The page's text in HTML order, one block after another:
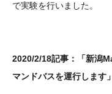
で実験を行いました。
2020/2/18記事：
「新潟
マンドバスを運行します」